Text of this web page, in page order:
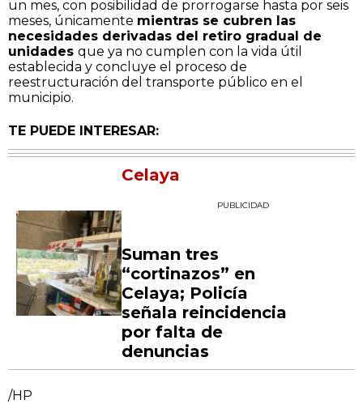
un mes, con posibilidad de prorrogarse hasta por seis
meses, únicamente mientras se cubren las
necesidades derivadas del retiro gradual de
unidades que ya no cumplen con la vida útil
establecida y concluye el proceso de
reestructuración del transporte público en el
municipio.
TE PUEDE INTERESAR:
Celaya
PUBLICIDAD
Suman tres
“cortinazos” en
Celaya; Policía
señala reincidencia
por falta de
denuncias
/HP